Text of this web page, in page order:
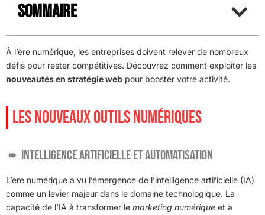
Sommaire
À l’ère numérique, les entreprises doivent relever de nombreux
défis pour rester compétitives. Découvrez comment exploiter les
nouveautés en stratégie web pour booster votre activité.
LES NOUVEAUX OUTILS NUMÉRIQUES
Intelligence artificielle et automatisation
L’ère numérique a vu l’émergence de l’intelligence artificielle (IA)
comme un levier majeur dans le domaine technologique. La
capacité de l’IA à transformer le marketing numérique et à